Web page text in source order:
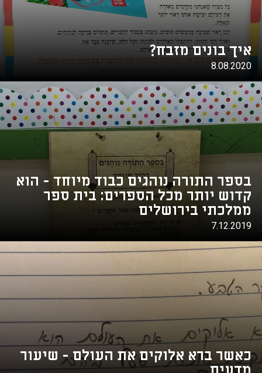
איך בונים מזבח?
8.08.2020
בספר התורה נוהגים כבוד מיוחד - הוא
קדוש יותר מכל הספרים: בית ספר
ממלכתי בירושלים
7.12.2019
כאשר ברא אלוקים את העולם - שיעור